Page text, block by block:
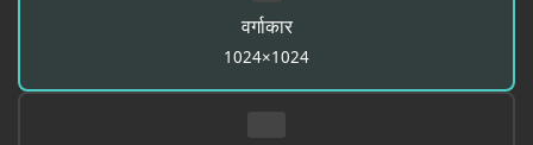
वर्गाकार
1024×1024